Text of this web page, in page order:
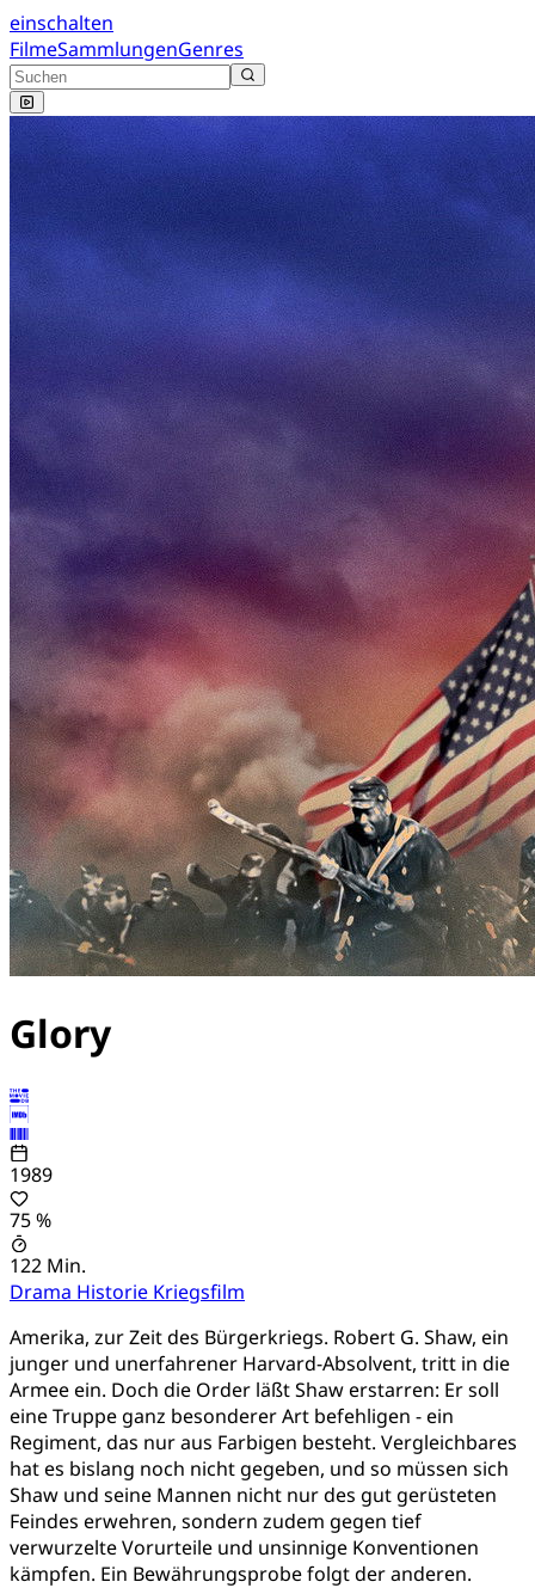
einschalten
FilmeSammlungenGenres
Glory
1989
75 %
122 Min.
Drama Historie Kriegsfilm
Amerika, zur Zeit des Bürgerkriegs. Robert G. Shaw, ein
junger und unerfahrener Harvard-Absolvent, tritt in die
Armee ein. Doch die Order läßt Shaw erstarren: Er soll
eine Truppe ganz besonderer Art befehligen - ein
Regiment, das nur aus Farbigen besteht. Vergleichbares
hat es bislang noch nicht gegeben, und so müssen sich
Shaw und seine Mannen nicht nur des gut gerüsteten
Feindes erwehren, sondern zudem gegen tief
verwurzelte Vorurteile und unsinnige Konventionen
kämpfen. Ein Bewährungsprobe folgt der anderen.